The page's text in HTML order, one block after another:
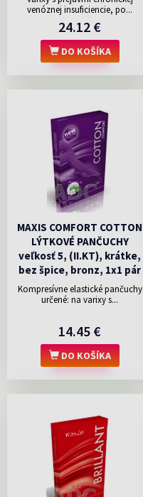
venóznej insuficiencie, po...
24.12 €
DO KOŠÍKA
MAXIS COMFORT COTTON
LÝTKOVÉ PANČUCHY
veľkosť 5, (II.KT), krátke,
bez špice, bronz, 1x1 pár
Kompresívne elastické pančuchy
určené: na varixy s...
14.45 €
DO KOŠÍKA